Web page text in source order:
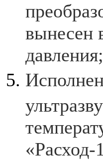
вынесен
давления;
«Расход-